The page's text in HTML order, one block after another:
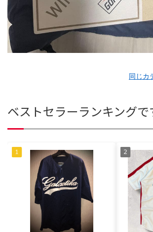
同じカ
ベストセラーランキングで